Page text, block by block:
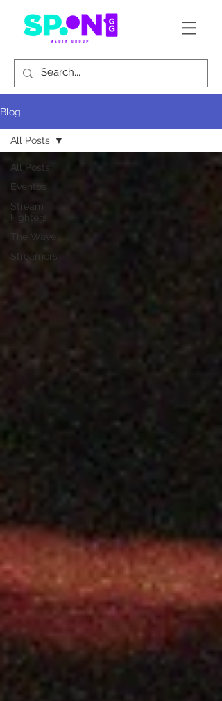
Blog
All Posts
Eventos
Stream
Fighters
The Wave
Streamers
All Posts